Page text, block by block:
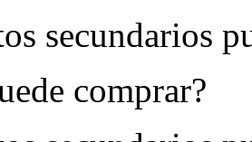
secundarios
comprar?